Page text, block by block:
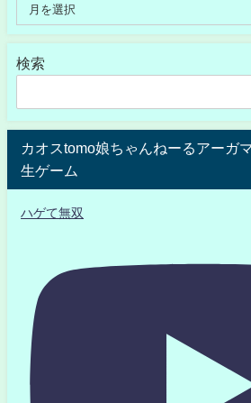
検索
カオスtomo娘ちゃんねーるアーガ
生ゲーム
ハゲて無双